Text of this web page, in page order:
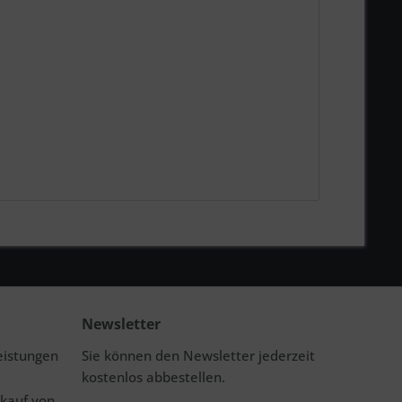
Newsletter
Sie können den Newsletter jederzeit
kostenlos abbestellen.